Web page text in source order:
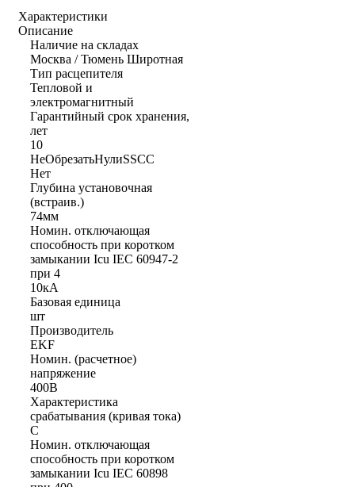
Характеристики
Описание
Наличие на складах
Москва / Тюмень Широтная
Тип расцепителя
Тепловой и
электромагнитный
Гарантийный срок хранения,
лет
10
НеОбрезатьНулиSSCC
Нет
Глубина установочная
(встраив.)
74мм
Номин. отключающая
способность при коротком
замыкании Icu IEC 60947-2
при 4
10кА
Базовая единица
шт
Производитель
EKF
Номин. (расчетное)
напряжение
400В
Характеристика
срабатывания (кривая тока)
C
Номин. отключающая
способность при коротком
замыкании Icu IEC 60898